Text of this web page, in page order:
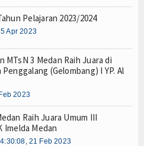
Pelajaran 2023/2024
Apr 2023
MTsN 3 Medan Raih Juara di
(Gelombang) I YP. Al
2023
Raih Juara Umum III
Imelda Medan
21 Feb 2023